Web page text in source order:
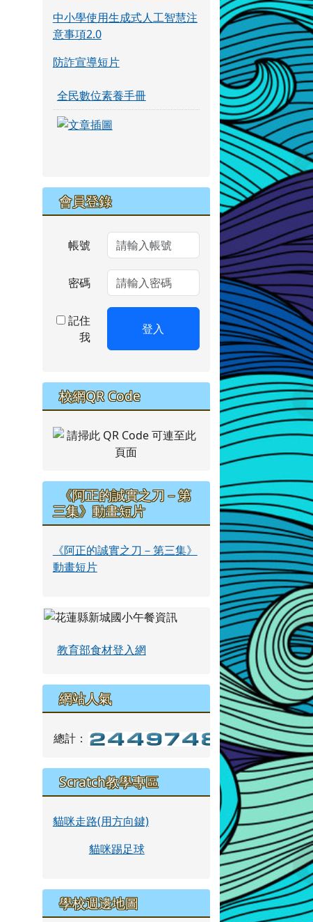
中小學使用生成式人工智慧注
意事項2.0
防詐宣導短片
全民數位素養手冊
link to https://eliteracy.edu.tw/
link to https://eliteracy.edu.tw/
會員登錄
帳號
密碼
記住
我
登入
校網QR Code
《阿正的誠實之刀－第
三集》動畫短片
《阿正的誠實之刀－第三集》
動畫短片
教育部食材登入網
網站人氣
總計：
Scratch教學專區
貓咪走路(用方向鍵)
貓咪踢足球
學校週邊地圖